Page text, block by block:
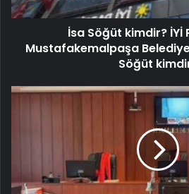
İsa Söğüt kimdir? İYİ
Mustafakemalpaşa
Söğüt